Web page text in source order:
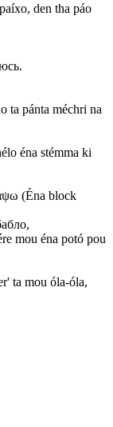
den tha páo
ta pánta méchri na
éna stémma ki
(Éna block
mou éna potó pou
ta mou óla-óla,